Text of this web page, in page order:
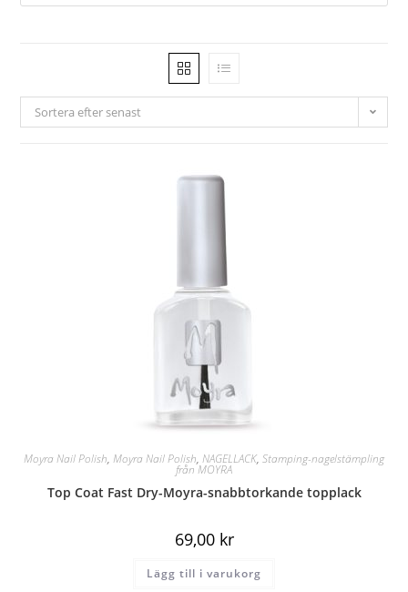
Sortera efter senast
Moyra Nail Polish, Moyra Nail Polish, NAGELLACK, Stamping-nagelstämpling
från MOYRA
Top Coat Fast Dry-Moyra-snabbtorkande topplack
69,00 kr
Lägg till i varukorg